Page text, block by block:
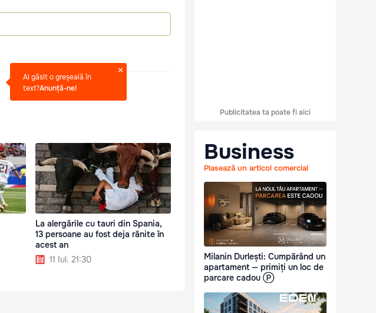
Ai găsit o greșeală în
text?Anunță-ne!
La alergările cu tauri din Spania,
13 persoane au fost deja rănite în
acest an
11 Iul. 21:30
Publicitatea ta poate fi aici
Business
Plasează un articol comercial
Milanin Durlești: Cumpărând un
apartament — primiți un loc de
parcare cadou Ⓟ